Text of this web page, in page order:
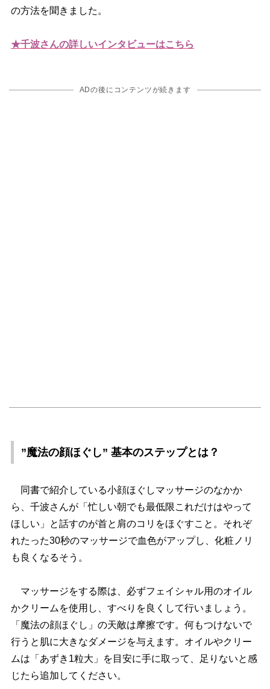
の方法を聞きました。
★千波さんの詳しいインタビューはこちら
ADの後にコンテンツが続きます
”魔法の顔ほぐし” 基本のステップとは？
同書で紹介している小顔ほぐしマッサージのなかか
ら、千波さんが「忙しい朝でも最低限これだけはやって
ほしい」と話すのが首と肩のコリをほぐすこと。それぞ
れたった30秒のマッサージで血色がアップし、化粧ノリ
も良くなるそう。
マッサージをする際は、必ずフェイシャル用のオイル
かクリームを使用し、すべりを良くして行いましょう。
「魔法の顔ほぐし」の天敵は摩擦です。何もつけないで
行うと肌に大きなダメージを与えます。オイルやクリー
ムは「あずき1粒大」を目安に手に取って、足りないと感
じたら追加してください。